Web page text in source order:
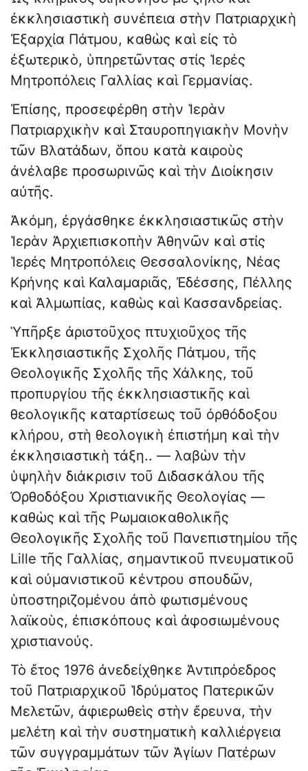
ἐκκλησιαστικὴ συνέπεια στὴν Πατριαρχικὴ
Ἐξαρχία Πάτμου, καθὼς καὶ εἰς τὸ
ἐξωτερικὸ, ὑπηρετῶντας στίς Ἱερές
Μητροπόλεις Γαλλίας καὶ Γερμανίας.
Ἐπίσης, προσεφέρθη στὴν Ἱερὰν
Πατριαρχικὴν καὶ Σταυροπηγιακὴν Μονὴν
τῶν Βλατάδων, ὅπου κατὰ καιροὺς
ἀνέλαβε προσωρινῶς καὶ τὴν Διοίκησιν
αὐτῆς.
Ἀκόμη, ἐργάσθηκε ἐκκλησιαστικῶς στὴν
Ἱερὰν Ἀρχιεπισκοπὴν Ἀθηνῶν καὶ στίς
Ἱερές Μητροπόλεις Θεσσαλονίκης, Νέας
Κρήνης καὶ Καλαμαριᾶς, Ἐδέσσης, Πέλλης
καὶ Ἀλμωπίας, καθὼς καὶ Κασσανδρείας.
Ὑπῆρξε ἀριστοῦχος πτυχιοῦχος τῆς
Ἐκκλησιαστικῆς Σχολῆς Πάτμου, τῆς
Θεολογικῆς Σχολῆς τῆς Χάλκης, τοῦ
προπυργίου τῆς ἐκκλησιαστικῆς καὶ
θεολογικῆς καταρτίσεως τοῦ ὀρθόδοξου
κλήρου, στὴ θεολογικὴ ἐπιστήμη καὶ τὴν
ἐκκλησιαστικὴ τάξη.. — λαβὼν τὴν
ὑψηλὴν διάκρισιν τοῦ Διδασκάλου τῆς
Ὀρθοδόξου Χριστιανικῆς Θεολογίας —
καθὼς καὶ τῆς Ρωμαιοκαθολικῆς
Θεολογικῆς Σχολῆς τοῦ Πανεπιστημίου τῆς
Lille τῆς Γαλλίας, σημαντικοῦ πνευματικοῦ
καὶ οὐμανιστικοῦ κέντρου σπουδῶν,
ὑποστηριζομένου ἀπὸ φωτισμένους
λαϊκοὺς, ἐπισκόπους καὶ ἀφοσιωμένους
χριστιανούς.
Τὸ ἔτος 1976 ἀνεδείχθηκε Ἀντιπρόεδρος
τοῦ Πατριαρχικοῦ Ἱδρύματος Πατερικῶν
Μελετῶν, ἀφιερωθεὶς στὴν ἔρευνα, τὴν
μελέτη καὶ τὴν συστηματικὴ καλλιέργεια
τῶν συγγραμμάτων τῶν Ἁγίων Πατέρων